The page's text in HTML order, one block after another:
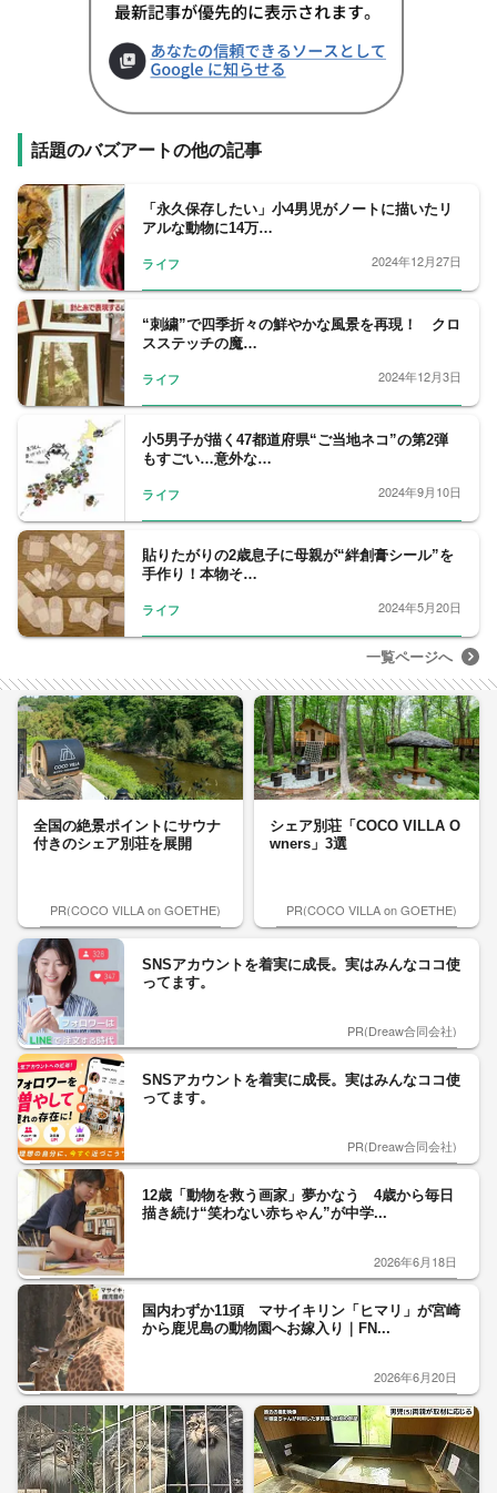
話題のバズアートの他の記事
「永久保存したい」小4男児がノートに描いたリ
アルな動物に14万…
ライフ 2024年12月27日
“刺繍”で四季折々の鮮やかな風景を再現！ クロ
スステッチの魔…
ライフ 2024年12月3日
小5男子が描く47都道府県“ご当地ネコ”の第2弾
もすごい…意外な…
ライフ 2024年9月10日
貼りたがりの2歳息子に母親が“絆創膏シール”を
手作り！本物そ…
ライフ 2024年5月20日
一覧ページへ
全国の絶景ポイントにサウナ
付きのシェア別荘を展開
PR(COCO VILLA on GOETHE)
シェア別荘「COCO VILLA O
wners」3選
PR(COCO VILLA on GOETHE)
SNSアカウントを着実に成長。実はみんなココ使
ってます。
PR(Dreaw合同会社)
SNSアカウントを着実に成長。実はみんなココ使
ってます。
PR(Dreaw合同会社)
12歳「動物を救う画家」夢かなう 4歳から毎日
描き続け“笑わない赤ちゃん”が中学...
2026年6月18日
国内わずか11頭 マサイキリン「ヒマリ」が宮崎
から鹿児島の動物園へお嫁入り｜FN...
2026年6月20日